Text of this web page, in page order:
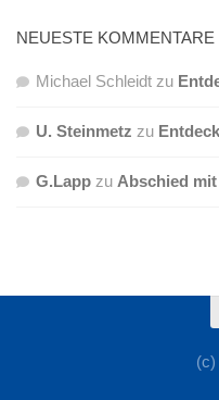
NEUESTE KOMMENTARE
Michael Schleidt zu
U. Steinmetz zu
G.Lapp zu Abschied
(c)